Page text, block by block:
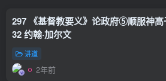
297 《基督教要义》论政府⑤顺服神
32 约翰·加尔文
讲道
2年前